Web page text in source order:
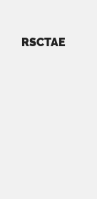
RSCTAE